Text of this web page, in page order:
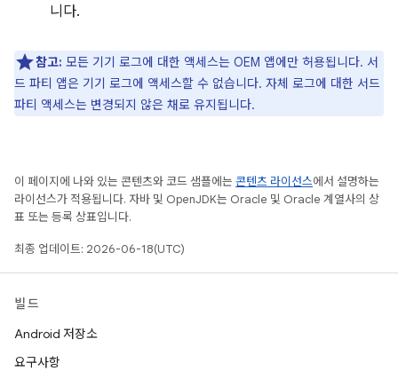
니다.
참고: 모든 기기 로그에 대한 액세스는 OEM 앱에만 허용됩니다. 서
드 파티 앱은 기기 로그에 액세스할 수 없습니다. 자체 로그에 대한 서드
파티 액세스는 변경되지 않은 채로 유지됩니다.
이 페이지에 나와 있는 콘텐츠와 코드 샘플에는 콘텐츠 라이선스에서 설명하는
라이선스가 적용됩니다. 자바 및 OpenJDK는 Oracle 및 Oracle 계열사의 상
표 또는 등록 상표입니다.
최종 업데이트: 2026-06-18(UTC)
빌드
Android 저장소
요구사항